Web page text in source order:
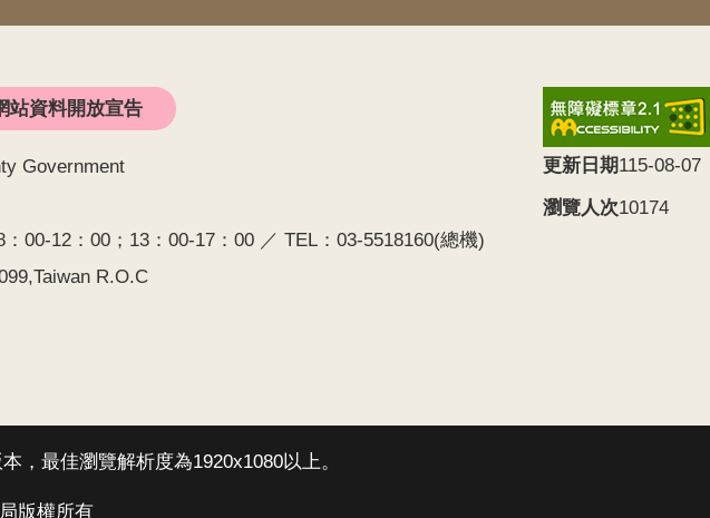
站資料開放宣告
Government
00-12：00；13：00-17：00 ／ TEL：03-5518160(總機)
R.O.C
更新日期115-08-07
瀏覽人次10174
，最佳瀏覽解析度為1920x1080以上。
版權所有